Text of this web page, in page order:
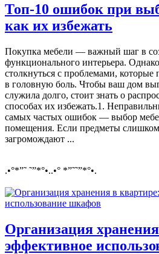
Топ-10 ошибок при
как их избежать
Покупка мебели — важный шаг в
функционального интерьера.
столкнуться с проблемами, которые
в головную боль. Чтобы ваш дом
служила долго, стоит знать о
способах их избежать.1.
самых частых ошибок — выбор
помещения. Если предметы
загромождают ...
.•°*”˜ ˜”*°•..•° *”˜˜”*°•.
Организация
эффективное